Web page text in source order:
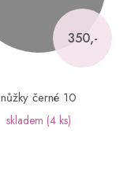
350,-
nůžky černé 10
skladem (4 ks)